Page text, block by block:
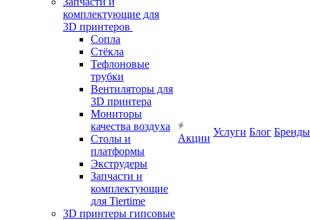
комплектующие для
3D принтеров
Сопла
Cтёкла
Тефлоновые
трубки
Вентиляторы для
3D принтера
Мониторы
качества воздуха
Столы и
платформы
Экструдеры
Запчасти и
комплектующие
для Tiertime
3D принтеры гипсовые
Акции
Услуги Блог Бренды